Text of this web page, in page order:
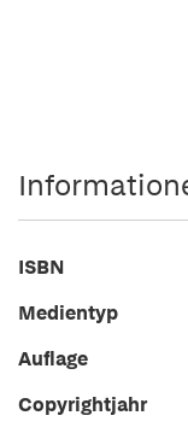
ISBN
Medientyp
Auflage
Copyrightjahr